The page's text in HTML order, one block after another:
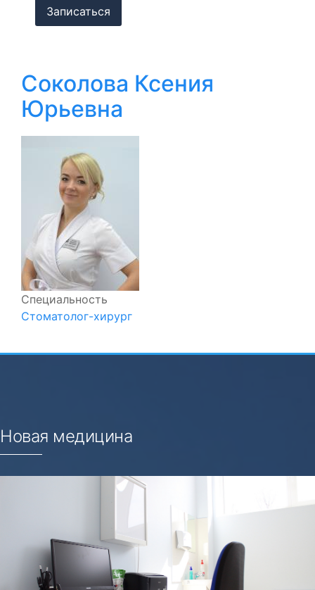
Соколова Ксения
Юрьевна
Специальность
Стоматолог-хирург
Новая медицина